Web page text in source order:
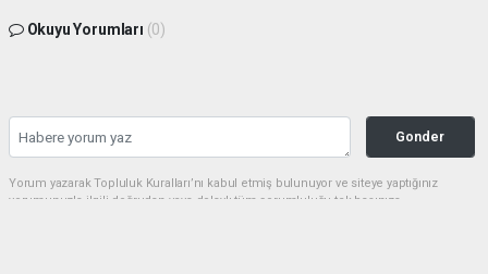
Okuyu Yorumları (0)
Gonder
Yorum yazarak Topluluk Kuralları’nı kabul etmiş bulunuyor ve siteye yaptığınız
yorumunuzla ilgili doğrudan veya dolaylı tüm sorumluluğu tek başınıza